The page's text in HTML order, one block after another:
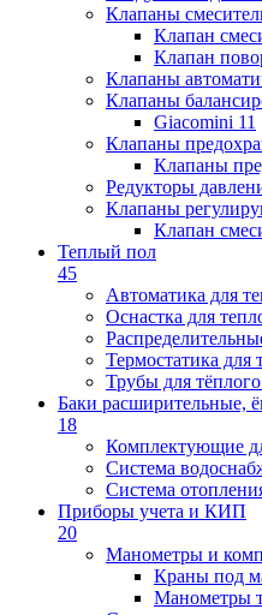
Клапаны
Клапан
Клапан
Клапаны
Клапаны
Giacomini 11
Клапаны
Клапаны
Редукторы
Клапаны
Клапан
Теплый пол
45
Автоматика для
Оснастка для
Термостатика для
Трубы для
Баки расширительные,
18
Комплектующие
Система
Система
Приборы учета и КИП
20
Манометры и
Краны под
Манометры